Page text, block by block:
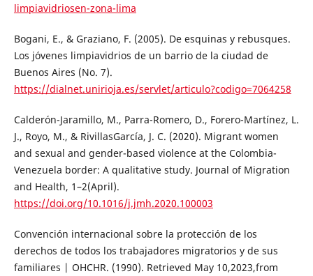
limpiavidriosen-zona-lima
Bogani, E., & Graziano, F. (2005). De esquinas y rebusques.
Los jóvenes limpiavidrios de un barrio de la ciudad de
Buenos Aires (No. 7).
https://dialnet.unirioja.es/servlet/articulo?codigo=7064258
Calderón-Jaramillo, M., Parra-Romero, D., Forero-Martínez, L.
J., Royo, M., & RivillasGarcía, J. C. (2020). Migrant women
and sexual and gender-based violence at the Colombia-
Venezuela border: A qualitative study. Journal of Migration
and Health, 1–2(April).
https://doi.org/10.1016/j.jmh.2020.100003
Convención internacional sobre la protección de los
derechos de todos los trabajadores migratorios y de sus
familiares | OHCHR. (1990). Retrieved May 10,2023,from